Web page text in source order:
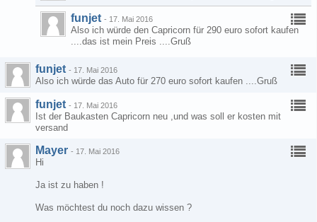
funjet - 17. Mai 2016
Also ich würde den Capricorn für 290 euro sofort kaufen
....das ist mein Preis ....Gruß
funjet - 17. Mai 2016
Also ich würde das Auto für 270 euro sofort kaufen ....Gruß
funjet - 17. Mai 2016
Ist der Baukasten Capricorn neu ,und was soll er kosten mit
versand
Mayer - 17. Mai 2016
Hi
Ja ist zu haben !
Was möchtest du noch dazu wissen ?